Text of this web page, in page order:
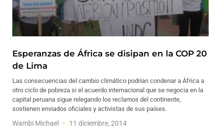
Esperanzas de África se disipan en la COP 20
de Lima
Las consecuencias del cambio climático podrían condenar a África a
otro ciclo de pobreza si el acuerdo internacional que se negocia en la
capital peruana sigue relegando los reclamos del continente,
sostienen enviados oficiales y activistas de sus países.
Wambi Michael 11 diciembre, 2014